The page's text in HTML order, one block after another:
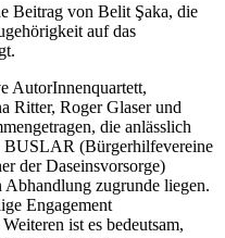
Beitrag von Belit Şaka, die
auf das
AutorInnenquartett,
Ritter, Roger Glaserund
die anlässlich
BUSLAR (Bürgerhilfevereine
der Daseinsvorsorge)
Abhandlung zugrunde liegen.
Engagement
ist es bedeutsam,